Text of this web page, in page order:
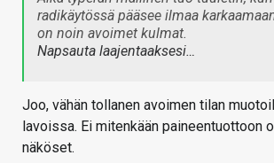
radikäytössä pääsee ilmaa
on noin avoimet kulmat.
Napsauta laajentaaksesi…
Joo, vähän tollanen avoimen tilan
lavoissa. Ei mitenkään paineentuottoon
näköset.